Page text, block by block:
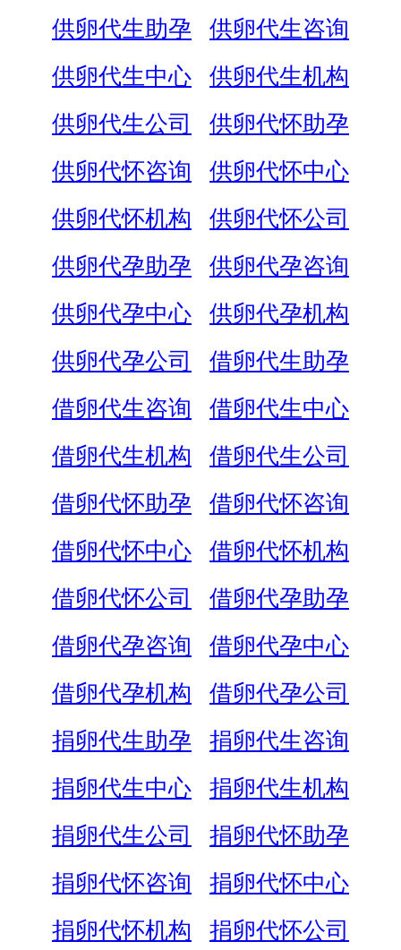
供卵代生助孕
供卵代生咨询
供卵代生中心
供卵代生机构
供卵代生公司
供卵代怀助孕
供卵代怀咨询
供卵代怀中心
供卵代怀机构
供卵代怀公司
供卵代孕助孕
供卵代孕咨询
供卵代孕中心
供卵代孕机构
供卵代孕公司
借卵代生助孕
借卵代生咨询
借卵代生中心
借卵代生机构
借卵代生公司
借卵代怀助孕
借卵代怀咨询
借卵代怀中心
借卵代怀机构
借卵代怀公司
借卵代孕助孕
借卵代孕咨询
借卵代孕中心
借卵代孕机构
借卵代孕公司
捐卵代生助孕
捐卵代生咨询
捐卵代生中心
捐卵代生机构
捐卵代生公司
捐卵代怀助孕
捐卵代怀咨询
捐卵代怀中心
捐卵代怀机构
捐卵代怀公司